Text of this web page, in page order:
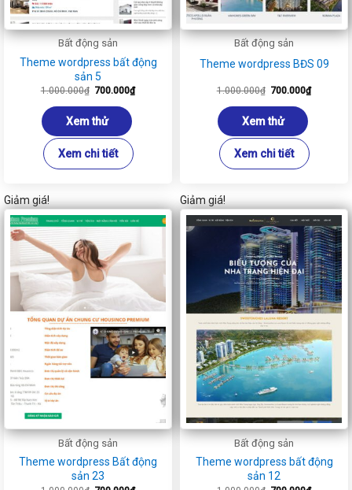
Bất động sản
Theme wordpress bất động
sản 5
1.000.000₫ Giá
là:
1.000.000₫.
700.000₫Giá
hiện
Xem thử
Xem chi tiết
Bất động sản
Theme wordpress BĐS 09
1.000.000₫ Giá
là:
1.000.000₫.
700.000₫Giá
hiện
Xem thử
Xem chi tiết
Giảm giá!
Bất động sản
Theme wordpress Bất động
sản 23
Giảm giá!
Bất động sản
Theme wordpress bất động
sản 12